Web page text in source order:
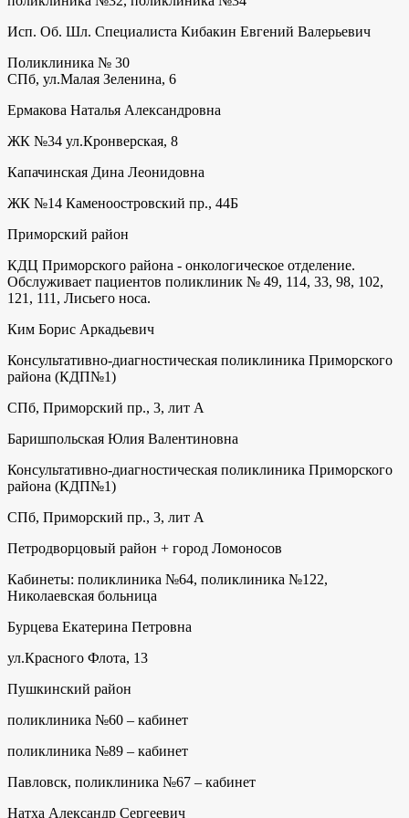
Исп. Об. Шл. Специалиста Кибакин Евгений Валерьевич
Поликлиника № 30
СПб, ул.Малая Зеленина, 6
Ермакова Наталья Александровна
ЖК №34 ул.Кронверская, 8
Капачинская Дина Леонидовна
ЖК №14 Каменоостровский пр., 44Б
Приморский район
КДЦ Приморского района - онкологическое отделение.
Обслуживает пациентов поликлиник № 49, 114, 33, 98, 102,
121, 111, Лисьего носа.
Ким Борис Аркадьевич
Консультативно-диагностическая поликлиника Приморского
района (КДП№1)
СПб, Приморский пр., 3, лит А
Баришпольская Юлия Валентиновна
Консультативно-диагностическая поликлиника Приморского
района (КДП№1)
СПб, Приморский пр., 3, лит А
Петродворцовый район + город Ломоносов
Кабинеты: поликлиника №64, поликлиника №122,
Николаевская больница
Бурцева Екатерина Петровна
ул.Красного Флота, 13
Пушкинский район
поликлиника №60 – кабинет
поликлиника №89 – кабинет
Павловск, поликлиника №67 – кабинет
Натха Александр Сергеевич